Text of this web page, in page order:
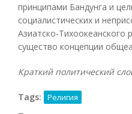
принципами Бандунга и
социалистических и
Азиатско-Тихоокеанского
существо концепции
Краткий политический
Tags: Религия